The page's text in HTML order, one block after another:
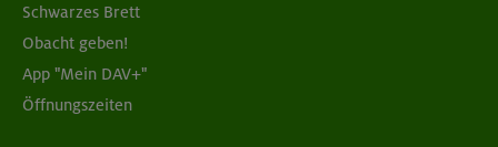
Schwarzes Brett
Obacht geben!
App "Mein DAV+"
Öffnungszeiten